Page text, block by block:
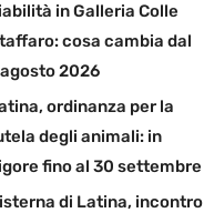
in Galleria Colle
cosa cambia dal
2026
ordinanza per la
degli animali: in
fino al 30 settembre
di Latina, incontro